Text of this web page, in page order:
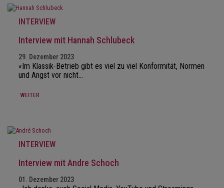
INTERVIEW
Interview mit Hannah Schlubeck
29. Dezember 2023
«Im Klassik-Betrieb gibt es viel zu viel Konformität, Normen
und Angst vor nicht…
WEITER
INTERVIEW
Interview mit Andre Schoch
01. Dezember 2023